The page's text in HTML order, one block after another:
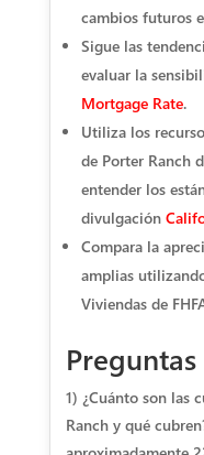
cambios futuros
Sigue las
evaluar la
Mortgage Rate.
Utiliza los
de Porter Ranch
entender los
divulgación
Compara la
amplias
Viviendas de
1) ¿Cuánto son las
Ranch y qué